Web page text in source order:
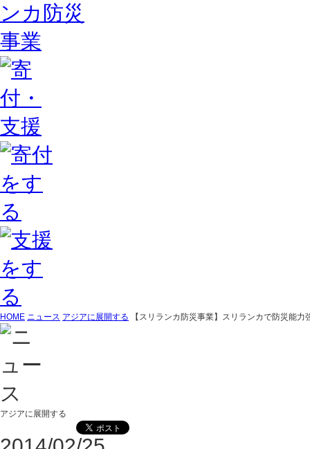
HOME ニュース アジアに展開する 【スリランカ防災事業】スリランカで防災能力
アジアに展開する